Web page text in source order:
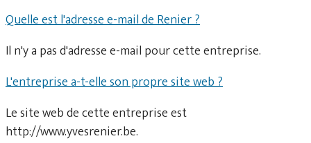
Quelle est l'adresse e-mail de Renier ?
Il n'y a pas d'adresse e-mail pour cette entreprise.
L'entreprise a-t-elle son propre site web ?
Le site web de cette entreprise est
http://www.yvesrenier.be.